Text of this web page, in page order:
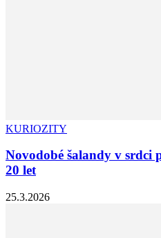
KURIOZITY
Novodobé šalandy v srdci
20 let
25.3.2026